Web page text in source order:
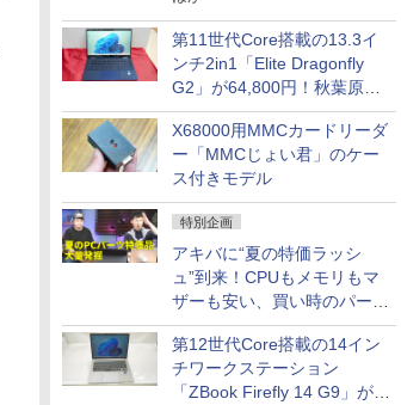
第11世代Core搭載の13.3イ
ンチ2in1「Elite Dragonfly
G2」が64,800円！秋葉原で
中古PCセール
X68000用MMCカードリーダ
ー「MMCじょい君」のケー
ス付きモデル
特別企画
アキバに“夏の特価ラッシ
ュ”到来！CPUもメモリもマ
ザーも安い、買い時のパーツ
は？【8月7日(金)22時配信】
第12世代Core搭載の14イン
チワークステーション
「ZBook Firefly 14 G9」が